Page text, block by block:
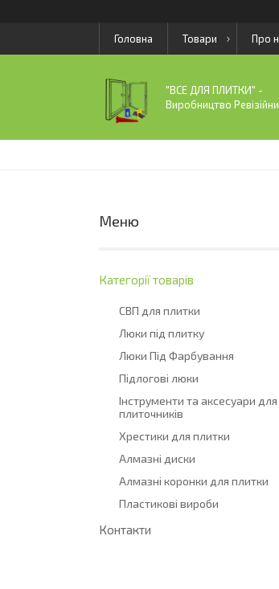
Головна Товари Про
"ВСЕ ДЛЯ ПЛИТКИ" -
Виробництво
Категорії товарів
СВП для плитки
Люки під плитку
Люки Під Фарбування
Підлогові люки
Інструменти та аксесуари для
плиточників
Хрестики для плитки
Алмазні диски
Алмазні коронки для плитки
Пластикові вироби
Контакти